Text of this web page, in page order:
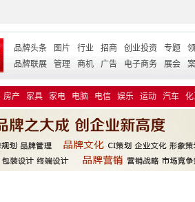
品牌头条 图片 行业 招商 创业投资 专题
品牌联展
管理 商机 广告 电子商务 展会
房产 家具 家电 电脑 电信 娱乐 运动 汽车